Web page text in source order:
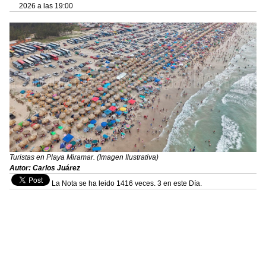
2026 a las 19:00
Turistas en Playa Miramar. (Imagen Ilustrativa)
Autor: Carlos Juárez
La Nota se ha leido 1416 veces. 3 en este Día.